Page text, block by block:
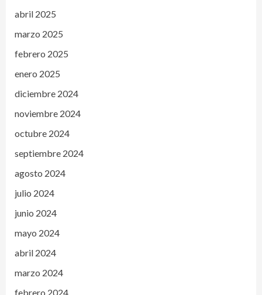
abril 2025
marzo 2025
febrero 2025
enero 2025
diciembre 2024
noviembre 2024
octubre 2024
septiembre 2024
agosto 2024
julio 2024
junio 2024
mayo 2024
abril 2024
marzo 2024
febrero 2024